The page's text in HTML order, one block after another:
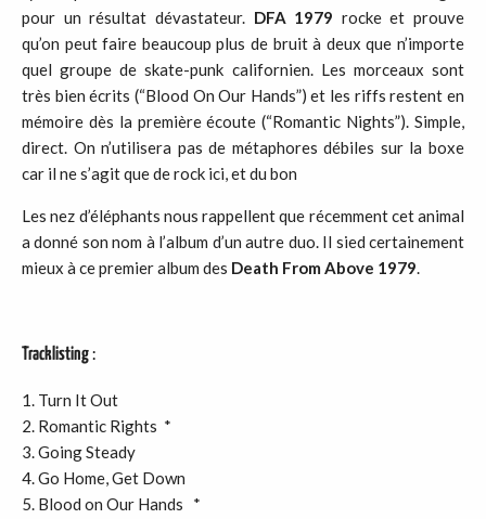
pour un résultat dévastateur. DFA 1979 rocke et prouve
qu’on peut faire beaucoup plus de bruit à deux que n’importe
quel groupe de skate-punk californien. Les morceaux sont
très bien écrits (“Blood On Our Hands”) et les riffs restent en
mémoire dès la première écoute (“Romantic Nights”). Simple,
direct. On n’utilisera pas de métaphores débiles sur la boxe
car il ne s’agit que de rock ici, et du bon​
Les nez d’éléphants nous rappellent que récemment cet animal
a donné son nom à l’album d’un autre duo. Il sied certainement
mieux à ce premier album des Death From Above 1979.
Tracklisting:
1. Turn It Out
2. Romantic Rights *
3. Going Steady
4. Go Home, Get Down
5. Blood on Our Hands *